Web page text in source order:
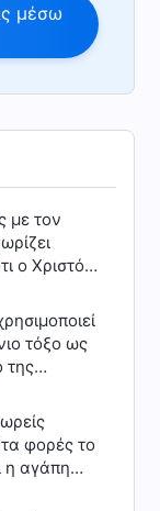
μέσω
με τον
ο Χριστός
ζωή
τόξο ως
της
φορές το
η αγάπη